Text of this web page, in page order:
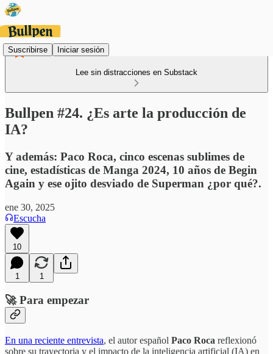
Suscribirse Iniciar sesión
Lee sin distracciones en Substack
Bullpen #24. ¿Es arte la producción de
IA?
Y además: Paco Roca, cinco escenas sublimes de
cine, estadísticas de Manga 2024, 10 años de Begin
Again y ese ojito desviado de Superman ¿por qué?.
ene 30, 2025
Escucha
10
1 1
🚀 Para empezar
En una reciente entrevista, el autor español Paco Roca reflexionó
sobre su trayectoria y el impacto de la inteligencia artificial (IA) en